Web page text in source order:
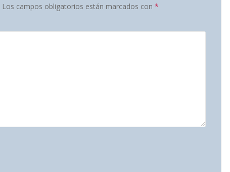
Los campos obligatorios están marcados con *